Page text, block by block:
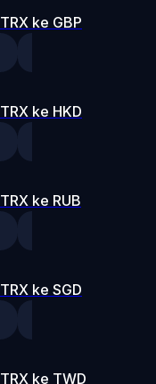
TRX ke GBP
TRX ke HKD
TRX ke RUB
TRX ke SGD
TRX ke TWD